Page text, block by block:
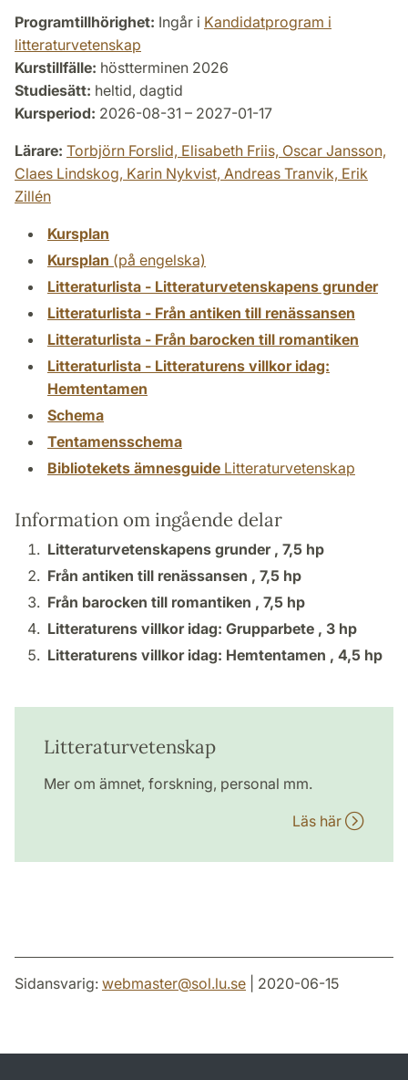
Programtillhörighet: Ingår i Kandidatprogram i
litteraturvetenskap
Kurstillfälle: höstterminen 2026
Studiesätt: heltid, dagtid
Kursperiod: 2026-08-31 – 2027-01-17
Lärare: Torbjörn Forslid, Elisabeth Friis, Oscar Jansson,
Claes Lindskog, Karin Nykvist, Andreas Tranvik, Erik
Zillén
Kursplan
Kursplan (på engelska)
Litteraturlista - Litteraturvetenskapens grunder
Litteraturlista - Från antiken till renässansen
Litteraturlista - Från barocken till romantiken
Litteraturlista - Litteraturens villkor idag:
Hemtentamen
Schema
Tentamensschema
Bibliotekets ämnesguide Litteraturvetenskap
Information om ingående delar
Litteraturvetenskapens grunder , 7,5 hp
Från antiken till renässansen , 7,5 hp
Från barocken till romantiken , 7,5 hp
Litteraturens villkor idag: Grupparbete , 3 hp
Litteraturens villkor idag: Hemtentamen , 4,5 hp
Litteraturvetenskap
Mer om ämnet, forskning, personal mm.
Läs här
Sidansvarig: webmaster@sol.lu.se | 2020-06-15